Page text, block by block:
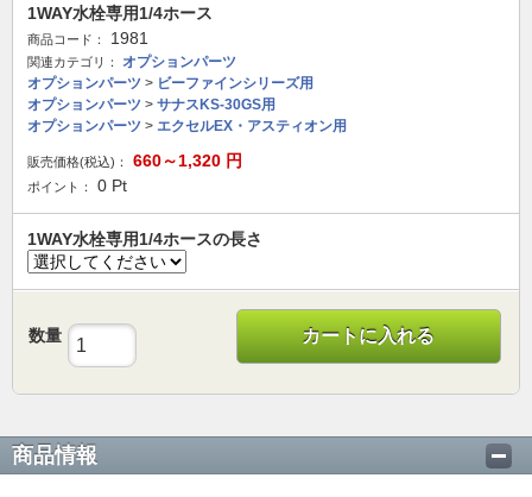
1WAY水栓専用1/4ホース
商品コード： 1981
関連カテゴリ：
オプションパーツ
オプションパーツ > ビーファインシリーズ用
オプションパーツ > サナスKS-30GS用
オプションパーツ > エクセルEX・アスティオン用
販売価格(税込)： 660～1,320 円
ポイント： 0 Pt
1WAY水栓専用1/4ホースの長さ
数量 カートに入れる
商品情報